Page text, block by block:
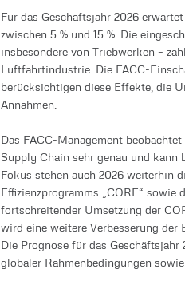
Für das Geschäftsjahr 2026
zwischen 5 % und 15 %. Die
insbesondere von Triebwerken –
Luftfahrtindustrie. Die FACC-
berücksichtigen diese Effekte, die
Annahmen.
Das FACC-Management
Supply Chain sehr genau und
Fokus stehen auch 2026 weiterhin
Effizienzprogramms „CORE“
fortschreitender Umsetzung der
wird eine weitere Verbesserung der
Die Prognose für das
globaler Rahmenbedingungen